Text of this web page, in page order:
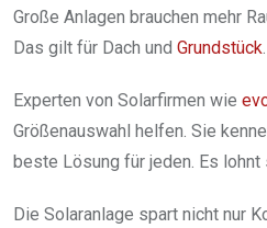
Große Anlagen brauchen mehr
Das gilt für Dach und Grundstück.
Experten von Solarfirmen wie
Größenauswahl helfen. Sie
beste Lösung für jeden. Es
Die Solaranlage spart nicht nur